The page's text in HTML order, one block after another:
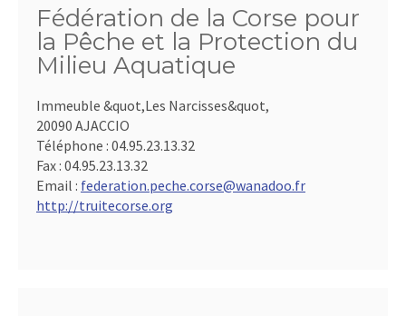
Fédération de la Corse pour
la Pêche et la Protection du
Milieu Aquatique
Immeuble &quot,Les Narcisses&quot,
20090 AJACCIO
Téléphone : 04.95.23.13.32
Fax : 04.95.23.13.32
Email : federation.peche.corse@wanadoo.fr
http://truitecorse.org